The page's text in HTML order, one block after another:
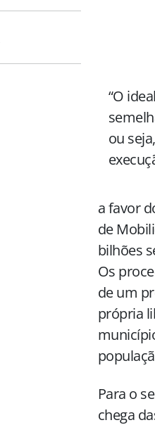
“O
ou
a favor
de
bilhões
Os
de um
própria
Para o
chega